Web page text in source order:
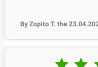
By Zopito T. the